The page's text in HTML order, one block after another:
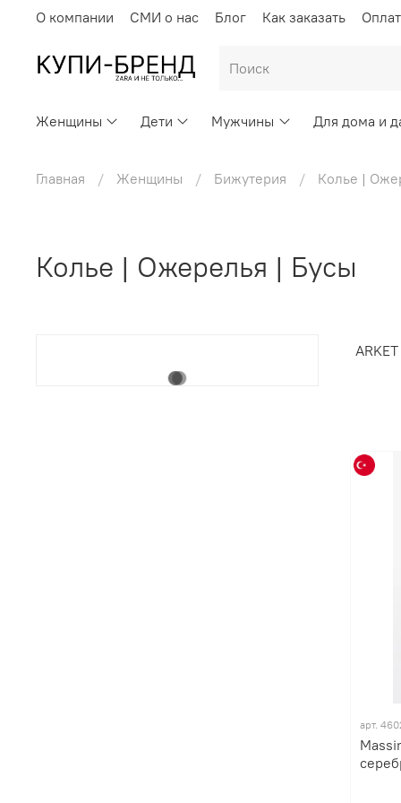
О компании СМИ о нас Блог Как заказать
Женщины Дети Мужчины Для дома и
Главная Женщины Бижутерия Колье |
Колье | Ожерелья | Бусы
ARKET
арт.